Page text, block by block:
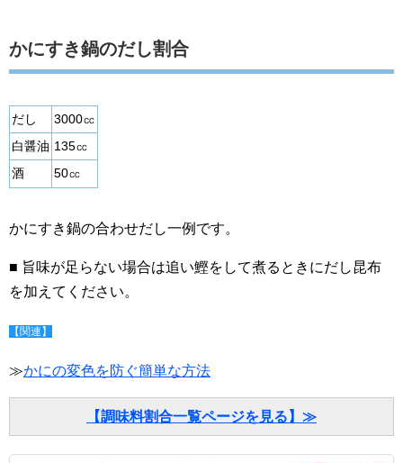
かにすき鍋のだし割合
だし
3000㏄
白醤油 135㏄
酒
50㏄
かにすき鍋の合わせだし一例です。
■ 旨味が足らない場合は追い鰹をして煮るときにだし昆布
を加えてください。
【関連】
≫かにの変色を防ぐ簡単な方法
【調味料割合一覧ページを見る】≫